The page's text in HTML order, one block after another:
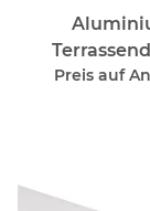
Staubgrau -
Preis auf